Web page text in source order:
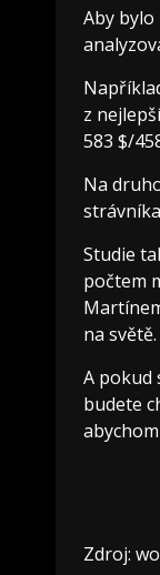
Aby
z
583 $/
Na
Studie
počtem
na světě.
A pokud
budete
Zdroj: